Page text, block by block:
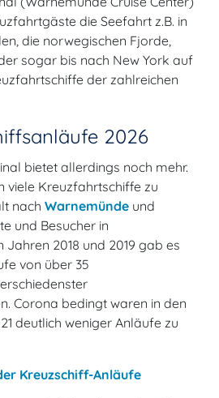
die Seefahrt z.B. in
die norwegischen Fjorde,
sogar bis nach New York auf
der zahlreichen
2026
bietet allerdings noch mehr.
viele Kreuzfahrtschiffe zu
nach Warnemünde und
und Besucher in
Jahren 2018 und 2019 gab es
von über 35
Corona bedingt waren in den
deutlich weniger Anläufe zu
Kreuzschiff-Anläufe